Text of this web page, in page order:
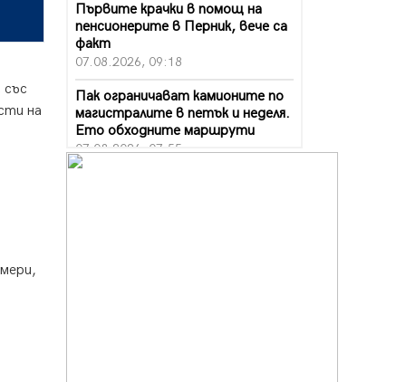
на
Първите крачки в помощ на
пенсионерите в Перник, вече са
факт
07.08.2026, 09:18
Пак ограничават камионите по
магистралите в петък и неделя.
Ето обходните маршрути
07.08.2026, 07:55